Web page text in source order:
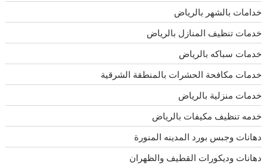
خدامات بالشهر بالرياض
خدمات تنظيف المنازل بالرياض
خدمات سباكه بالرياض
خدمات مكافحة الحشرات بالمنطقة الشرقية
خدمات منزلية بالرياض
خدمه تنظيف مكيفات بالرياض
دهانات وجبس بورد المدينه المنورة
دهانات وديكورات القطيف والظهران